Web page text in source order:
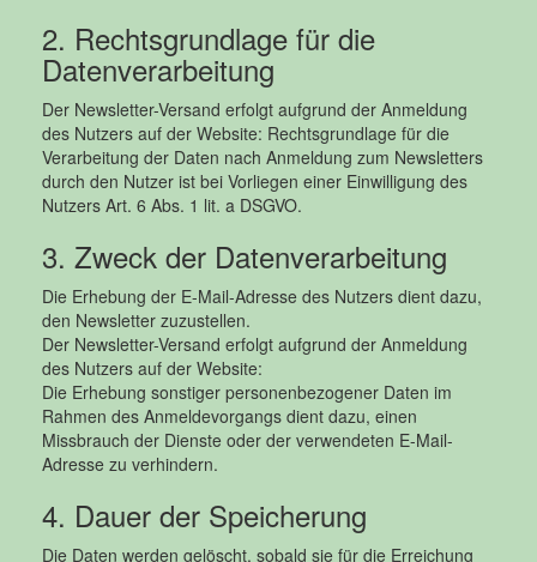
2. Rechtsgrundlage für die
Datenverarbeitung
Der Newsletter-Versand erfolgt aufgrund der Anmeldung
des Nutzers auf der Website: Rechtsgrundlage für die
Verarbeitung der Daten nach Anmeldung zum Newsletters
durch den Nutzer ist bei Vorliegen einer Einwilligung des
Nutzers Art. 6 Abs. 1 lit. a DSGVO.
3. Zweck der Datenverarbeitung
Die Erhebung der E-Mail-Adresse des Nutzers dient dazu,
den Newsletter zuzustellen.
Der Newsletter-Versand erfolgt aufgrund der Anmeldung
des Nutzers auf der Website:
Die Erhebung sonstiger personenbezogener Daten im
Rahmen des Anmeldevorgangs dient dazu, einen
Missbrauch der Dienste oder der verwendeten E-Mail-
Adresse zu verhindern.
4. Dauer der Speicherung
Die Daten werden gelöscht, sobald sie für die Erreichung